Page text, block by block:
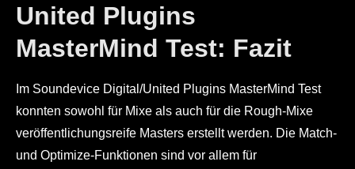
United Plugins
MasterMind Test: Fazit
Im Soundevice Digital/United Plugins MasterMind Test
konnten sowohl für Mixe als auch für die Rough-Mixe
veröffentlichungsreife Masters erstellt werden. Die Match-
und Optimize-Funktionen sind vor allem für